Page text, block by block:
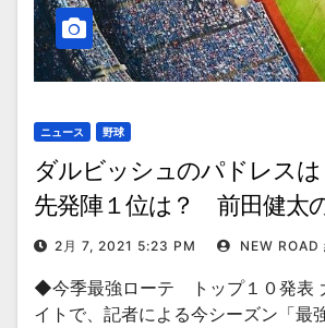
ニュース 野球
ダルビッシュのパドレス
先発陣１位は？ 前田健太
何位？
2月 7, 2021 5:23 PM NEW ROAD
◆今季最強ローテ トップ１０発表
イトで、記者による今シーズン「最